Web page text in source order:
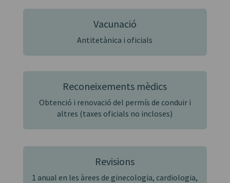
Vacunació
Antitetànica i oficials
Reconeixements mèdics
Obtenció i renovació del permís de conduir i
altres (taxes oficials no incloses)
Revisions
1 anual en les àrees de ginecologia, cardiologia,